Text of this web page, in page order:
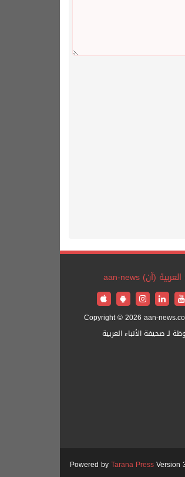
Copyright © 2026 aan-
لـ صحيفة الأنباء العربية
Powered byTarana PressVersion